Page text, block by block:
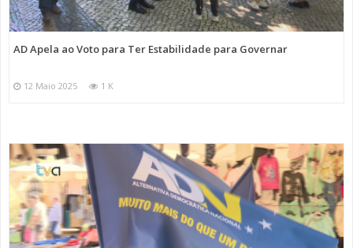
AD Apela ao Voto para Ter Estabilidade para Governar
12 Maio 2025 1 K